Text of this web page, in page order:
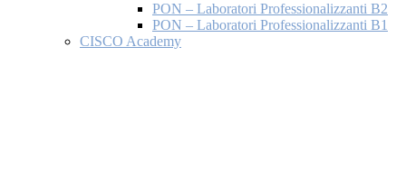
PON – Laboratori Professionalizzanti B2
PON – Laboratori Professionalizzanti B1
CISCO Academy